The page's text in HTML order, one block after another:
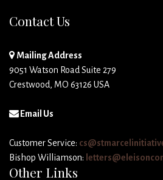
Contact Us
Mailing Address
9051 Watson Road Suite 279
Crestwood, MO 63126 USA
Email Us
Customer Service:
Bishop Williamson:
Other Links